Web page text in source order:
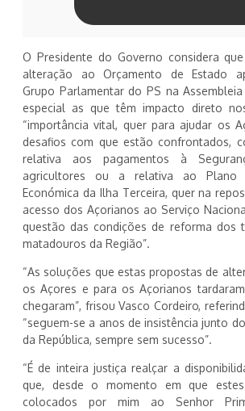
O Presidente do Governo considera
alteração ao Orçamento de Estado
Grupo Parlamentar do PS na
especial as que têm impacto direto
“importância vital, quer para ajudar os
desafios com que estão confrontados,
relativa aos pagamentos à
agricultores ou a relativa ao Plano
Económica da Ilha Terceira, quer na
acesso dos Açorianos ao Serviço
questão das condições de reforma dos
matadouros da Região”.
“As soluções que estas propostas de
os Açores e para os Açorianos
chegaram”, frisou Vasco Cordeiro,
“seguem-se a anos de insistência junto
da República, sempre sem sucesso”.
“É de inteira justiça realçar a
que, desde o momento em que
colocados por mim ao Senhor